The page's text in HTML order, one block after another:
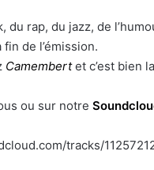
du rap, du jazz, de
de l’émission.
Camembert et c’est bien
ou sur notre
tracks/